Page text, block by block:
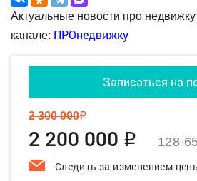
Актуальные новости про
канале: ПРОнедвижку
Записаться на
2 300 000q
2 200 000 q 128
Следить за изменением